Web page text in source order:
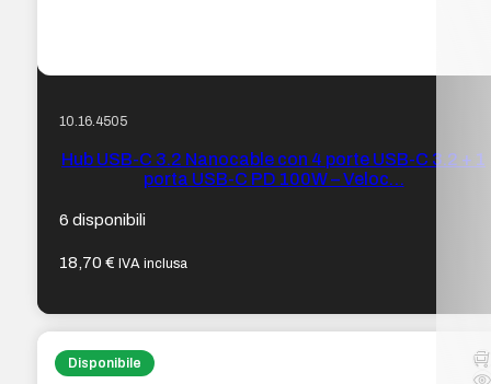
10.16.4505
Hub USB-C 3.2 Nanocable con 4 porte USB-C 3.2 + 1
porta USB-C PD 100W – Veloc…
6 disponibili
18,70€ IVA inclusa
Disponibile